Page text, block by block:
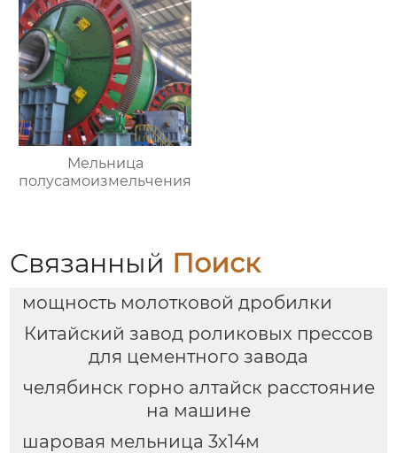
Мельница
полусамоизмельчения
Связанный Поиск
мощность молотковой дробилки
Китайский завод роликовых прессов
для цементного завода
челябинск горно алтайск расстояние
на машине
шаровая мельница 3х14м